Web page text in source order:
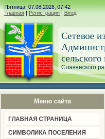
Пятница, 07.08.2026, 07:42
Главная | Регистрация | Вход
Сетевое
Славянского
Меню сайта
ГЛАВНАЯ СТРАНИЦА
СИМВОЛИКА ПОСЕЛЕНИЯ